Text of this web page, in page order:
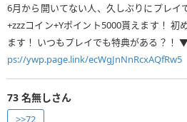
6月から開いてない人、久しぶりにプレイ
+zzzコイン+Yポイント5000貰えます！ 初
ます！ いつもプレイでも特典がある？！
ps://ywp.page.link/ecWgJnNnRcxAQfRw5
73 名無しさん
>>72